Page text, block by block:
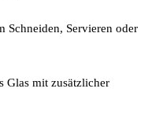
Schneiden, Servieren oder
Glas mit zusätzlicher